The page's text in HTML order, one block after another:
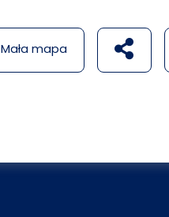
Mała mapa